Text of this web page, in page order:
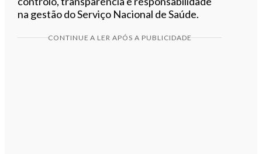
na gestão do Serviço Nacional de Saúde.
CONTINUE A LER APÓS A PUBLICIDADE